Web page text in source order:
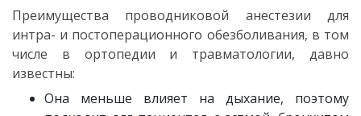
Преимущества проводниковой анестезии для
интра- и постоперационного обезболивания, в том
числе в ортопедии и травматологии, давно
известны:
Она меньше влияет на дыхание, поэтому